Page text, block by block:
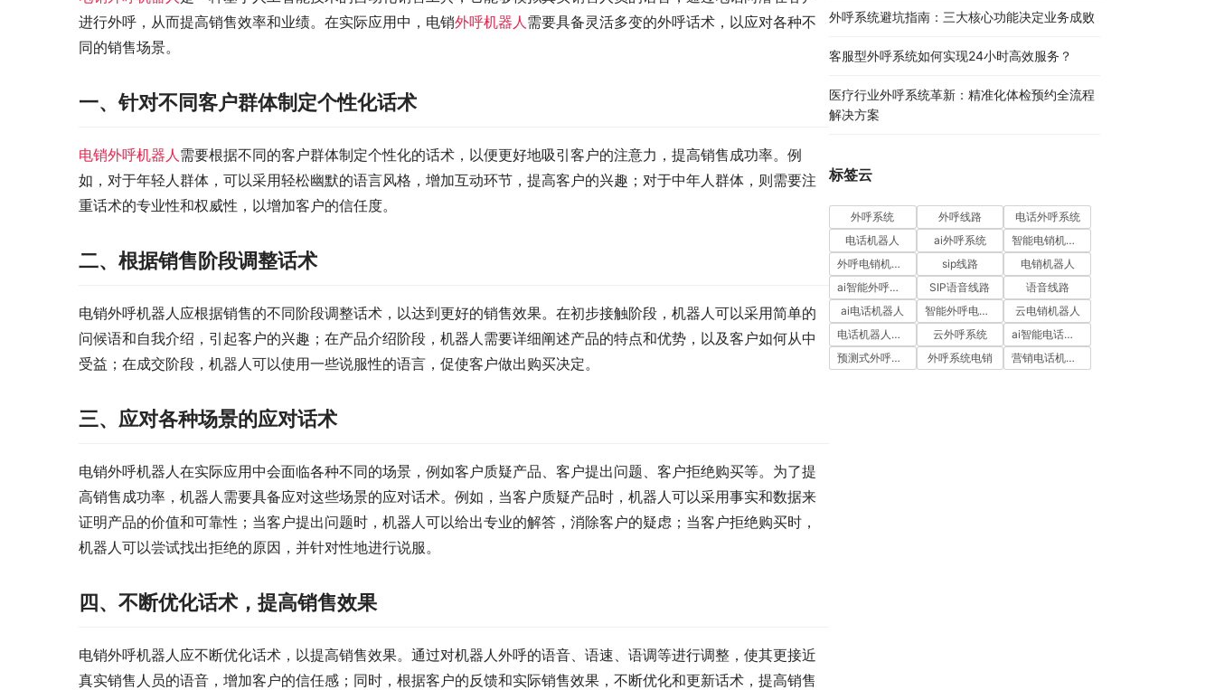
进行外呼，从而提高销售效率和业绩。在实际应用中，电销外呼机器人需要具备灵活多变的外呼话术，以应对各种不
同的销售场景。
一、针对不同客户群体制定个性化话术
电销外呼机器人需要根据不同的客户群体制定个性化的话术，以便更好地吸引客户的注意力，提高销售成功率。例
如，对于年轻人群体，可以采用轻松幽默的语言风格，增加互动环节，提高客户的兴趣；对于中年人群体，则需要注
重话术的专业性和权威性，以增加客户的信任度。
二、根据销售阶段调整话术
电销外呼机器人应根据销售的不同阶段调整话术，以达到更好的销售效果。在初步接触阶段，机器人可以采用简单的
问候语和自我介绍，引起客户的兴趣；在产品介绍阶段，机器人需要详细阐述产品的特点和优势，以及客户如何从中
受益；在成交阶段，机器人可以使用一些说服性的语言，促使客户做出购买决定。
三、应对各种场景的应对话术
电销外呼机器人在实际应用中会面临各种不同的场景，例如客户质疑产品、客户提出问题、客户拒绝购买等。为了提
高销售成功率，机器人需要具备应对这些场景的应对话术。例如，当客户质疑产品时，机器人可以采用事实和数据来
证明产品的价值和可靠性；当客户提出问题时，机器人可以给出专业的解答，消除客户的疑虑；当客户拒绝购买时，
机器人可以尝试找出拒绝的原因，并针对性地进行说服。
四、不断优化话术，提高销售效果
电销外呼机器人应不断优化话术，以提高销售效果。通过对机器人外呼的语音、语速、语调等进行调整，使其更接近
真实销售人员的语音，增加客户的信任感；同时，根据客户的反馈和实际销售效果，不断优化和更新话术，提高销售
外呼系统避坑指南：三大核心功能决定业务成败​
客服型外呼系统如何实现24小时高效服务？
医疗行业外呼系统革新：精准化体检预约全流程
解决方案​
标签云
外呼系统 外呼线路
电话外呼系统
电话机器人
ai外呼系统
智能电销机器人
外呼电销机器人
sip线路
电销机器人
ai智能外呼系统
SIP语音线路
语音线路
ai电话机器人
智能外呼电销机器人
云电销机器人
电话机器人外呼
云外呼系统
ai智能电话机器人
预测式外呼系统
外呼系统电销 营销电话机器人